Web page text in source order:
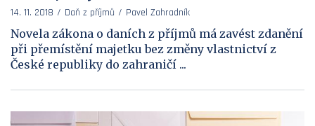
14. 11. 2018 Daň z příjmů Pavel Zahradník
Novela zákona o daních z příjmů má zavést zdanění
při přemístění majetku bez změny vlastnictví z
České republiky do zahraničí ...